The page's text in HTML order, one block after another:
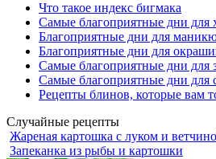
Что такое индекс бигмака
Самые благоприятные дни для
Благоприятные дни для
Благоприятные дни для
Самые благоприятные дни для
Самые благоприятные дни для
Рецепты блинов, которые вам
Случайные рецепты
Жареная картошка с луком и
Запеканка из рыбы и картошки